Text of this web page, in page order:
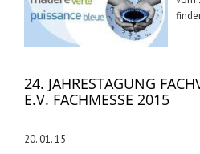
24. JAHRESTAGUNG
E.V. FACHMESSE 2015
20. 01. 15